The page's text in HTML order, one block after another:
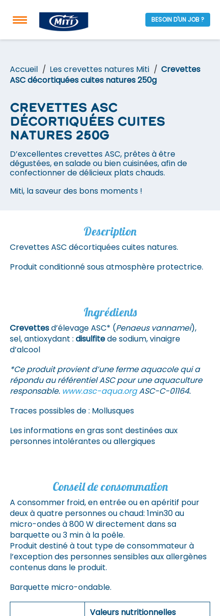
BESOIN D'UN JOB ?
Accueil Les crevettes natures Miti
Crevettes
ASC décortiquées cuites natures 250g
Crevettes ASC
décortiquées cuites
natures 250g
D’excellentes crevettes ASC, prêtes à être
dégustées, en salade ou bien cuisinées, afin de
confectionner de délicieux plats chauds.
Miti, la saveur des bons moments !
Description
Crevettes ASC décortiquées cuites natures.
Produit conditionné sous atmosphère protectrice.
Ingrédients
Crevettesd’élevage ASC* (Penaeus vannamei),
sel, antioxydant : disulfitede sodium, vinaigre
d’alcool
*Ce produit provient d’une ferme aquacole qui a
répondu au référentiel ASC pour une aquaculture
responsable. www.asc-aqua.orgASC-C-01164.
Traces possibles de : Mollusques
Les informations en gras sont destinées aux
personnes intolérantes ou allergiques
Conseil de consommation
A consommer froid, en entrée ou en apéritif pour
deux à quatre personnes ou chaud: 1min30 au
micro-ondes à 800 W directement dans sa
barquette ou 3 min à la poêle.
Produit destiné à tout type de consommateur à
l’exception des personnes sensibles aux allergènes
contenus dans le produit.
Barquette micro-ondable.
Valeurs nutritionnelles